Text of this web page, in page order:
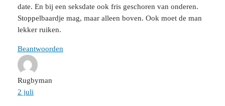
date. En bij een seksdate ook fris geschoren van onderen.
Stoppelbaardje mag, maar alleen boven. Ook moet de man
lekker ruiken.
Beantwoorden
Rugbyman
2 juli